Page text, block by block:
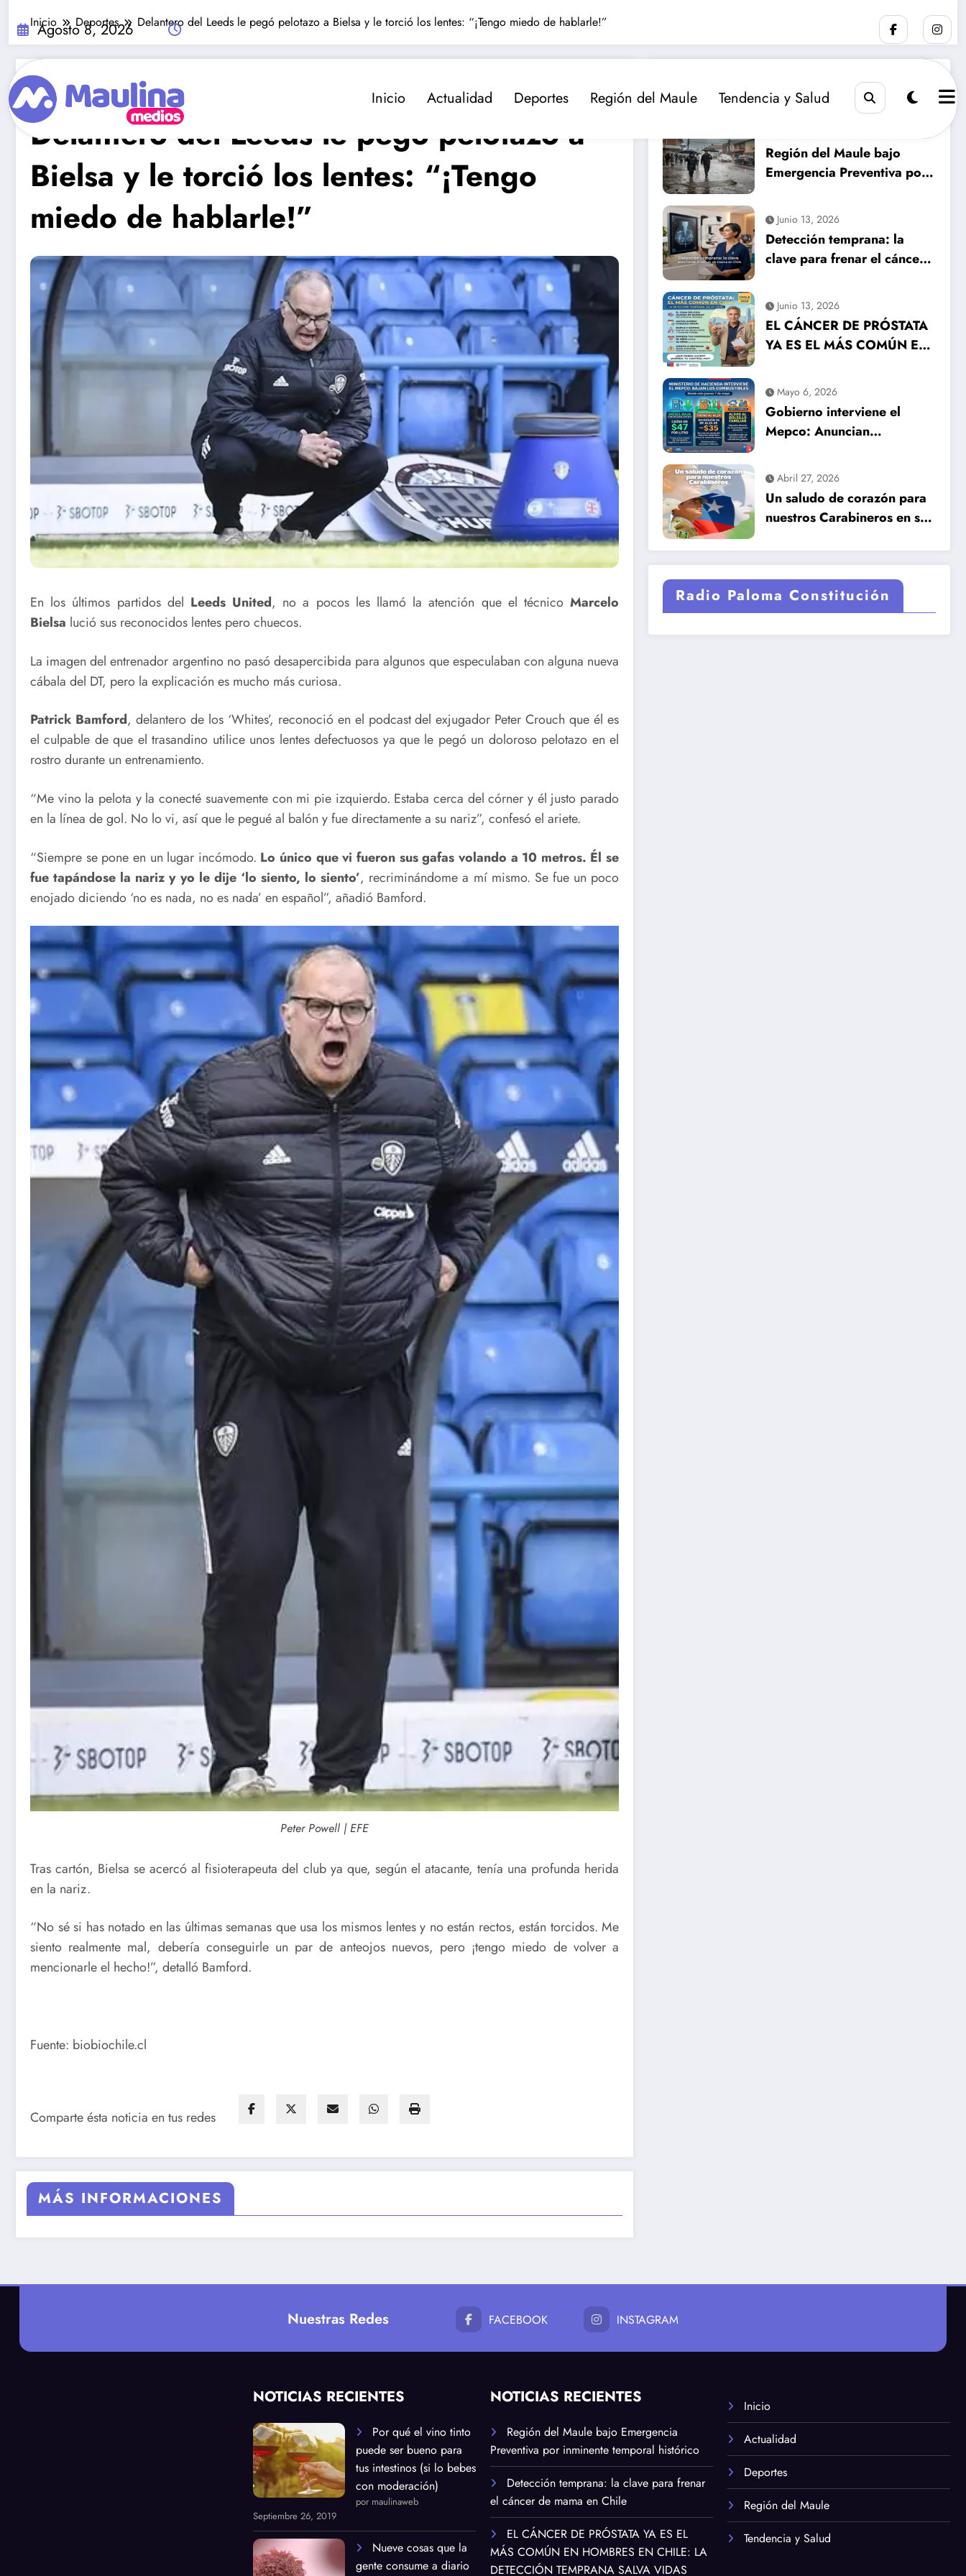
contenido
Agosto 8, 2026
Inicio Actualidad Deportes Región del Maule Tendencia y Salud
Inicio Deportes Delantero del Leeds le pegó pelotazo a Bielsa y le torció los lentes: “¡Tengo miedo de hablarle!”
Deportes Abril 28, 2021
Delantero del Leeds le pegó pelotazo a
Bielsa y le torció los lentes: “¡Tengo
miedo de hablarle!”
En los últimos partidos del Leeds United, no a pocos les llamó la atención que el técnicoMarcelo
Bielsa lució sus reconocidos lentes pero chuecos.
La imagen del entrenador argentino no pasó desapercibida para algunos que especulaban con alguna nueva
cábala del DT, pero la explicación es mucho más curiosa.
Patrick Bamford, delantero de los ‘Whites’, reconoció en el podcast del exjugador Peter Crouch que él es
el culpable de que el trasandino utilice unos lentes defectuosos ya que le pegó un doloroso pelotazo en el
rostro durante un entrenamiento.
“Me vino la pelota y la conecté suavemente con mi pie izquierdo. Estaba cerca del córner y él justo parado
en la línea de gol. No lo vi, así que le pegué al balón y fue directamente a su nariz”, confesó el ariete.
“Siempre se pone en un lugar incómodo. Lo único que vi fueron sus gafas volando a 10 metros. Él se
fue tapándose la nariz y yo le dije ‘lo siento, lo siento’, recriminándome a mí mismo. Se fue un poco
enojado diciendo ‘no es nada, no es nada’ en español”, añadió Bamford.
Peter Powell | EFE
Tras cartón, Bielsa se acercó al fisioterapeuta del club ya que, según el atacante, tenía una profunda herida
en la nariz.
“No sé si has notado en las últimas semanas que usa los mismos lentes y no están rectos, están torcidos. Me
siento realmente mal, debería conseguirle un par de anteojos nuevos, pero ¡tengo miedo de volver a
mencionarle el hecho!”, detalló Bamford.
Fuente: biobiochile.cl
Comparte ésta noticia en tus redes
MÁS INFORMACIONES
RECIENTE POPULAR COMENTARIO
Región del Maule bajo
Emergencia Preventiva por
histórico
Junio 13, 2026
Detección temprana: la
clave para frenar el cáncer
Junio 13, 2026
EL CÁNCER DE PRÓSTATA
YA ES EL MÁS COMÚN EN
DETECCIÓN TEMPRANA
SALVA VIDAS
Mayo 6, 2026
Gobierno interviene el
Mepco: Anuncian
precio de los combustibles
Abril 27, 2026
Un saludo de corazón para
nuestros Carabineros en su
Radio Paloma Constitución
Nuestras Redes FACEBOOK INSTAGRAM
NOTICIAS RECIENTES
Por qué el vino tinto
puede ser bueno para
tus intestinos (si lo bebes
con moderación)
por maulinaweb
Septiembre 26, 2019
Nueve cosas que la
gente consume a diario
NOTICIAS RECIENTES
Región del Maule bajo Emergencia
Preventiva por inminente temporal histórico
Detección temprana: la clave para frenar
el cáncer de mama en Chile
EL CÁNCER DE PRÓSTATA YA ES EL
MÁS COMÚN EN HOMBRES EN CHILE: LA
DETECCIÓN TEMPRANA SALVA VIDAS
Inicio
Actualidad
Deportes
Región del Maule
Tendencia y Salud